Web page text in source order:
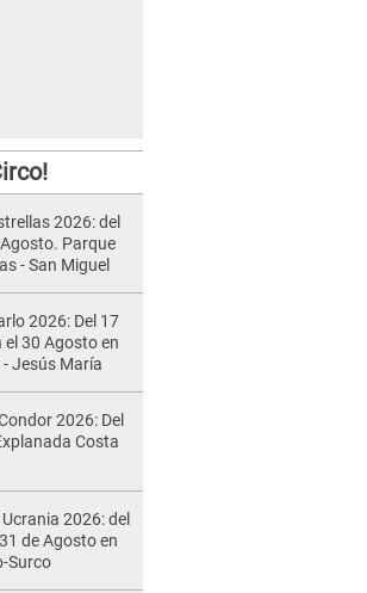
2026: del
Parque
- San Miguel
2026: Del 17
30 Agosto en
Jesús María
2026: Del
Costa
2026: del
de Agosto en
Surco